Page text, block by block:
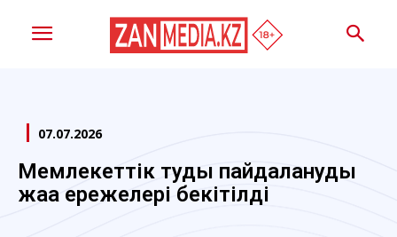
07.07.2026
Мемлекеттік туды пайдаланудың
жаңа ережелері бекітілді